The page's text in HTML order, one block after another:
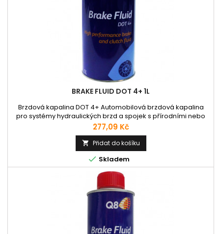
BRAKE FLUID DOT 4+ 1L
Brzdová kapalina DOT 4+ Automobilová brzdová kapalina
pro systémy hydraulických brzd a spojek s přírodními nebo
syntetickými těsněními. Určená pro osobní a užitkové
automobily, autobusy a užitková vozidla. Má vysoký suchý bod
varu +260 °C. Použití dle uvedených specifikací.
Specifikace: FMVSS 116 DOT 3, 116 DOT 4; SAE J 1703, J 1704; ISO
4925 Class 6
Cena
277,09 Kč
 Přidat do košíku
 Skladem